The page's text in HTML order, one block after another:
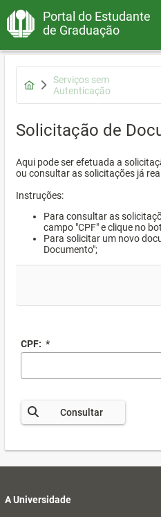
Portal do Estudante
de Graduação
Serviços sem
Autenticação
Solicitação de
Aqui pode ser efetuada a
ou consultar as solicitações já
Instruções:
Para consultar as
campo "CPF" e clique no
Para solicitar um novo
Documento";
CPF: *
Consultar
A Universidade